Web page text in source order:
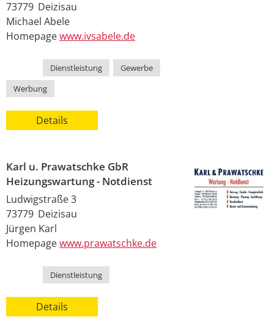
73779 Deizisau
Michael Abele
Homepagewww.ivsabele.de
Dienstleistung Gewerbe
Werbung
Details
Karl u. Prawatschke GbR
Heizungswartung - Notdienst
Ludwigstraße 3
73779 Deizisau
Jürgen Karl
Homepagewww.prawatschke.de
Dienstleistung
Details